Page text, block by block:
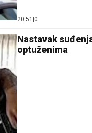
20:51 0
Nastavak
optuženima